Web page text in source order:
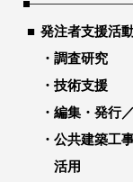
発注者支援活
調査研究
技術支援
編集・発行
公共建築工
活用